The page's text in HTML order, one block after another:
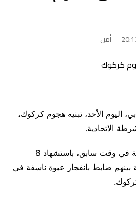
أمن
اليوم الأحد، تبنيه هجوم كركوك،
الاتحادية.
وافاد مصدر امني للسابعة في وقت سابق، باستشهاد 8
بينهم ضابط بانفجار عبوة ناسفة في